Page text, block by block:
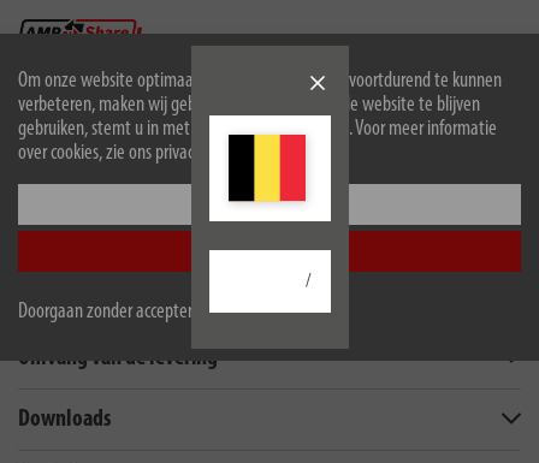
Om onze website optimaal voor u in te richten en voortdurend te kunnen
verbeteren, maken wij gebruik van cookies. Door de website te blijven
gebruiken, stemt u in met het gebruik van cookies. Voor meer informatie
over cookies, zie ons privacybeleid.
Configureer
Accepteer alle
Doorgaan zonder accepteren
/
Beschrijving
Technische gegevens
Omvang van de levering
Downloads